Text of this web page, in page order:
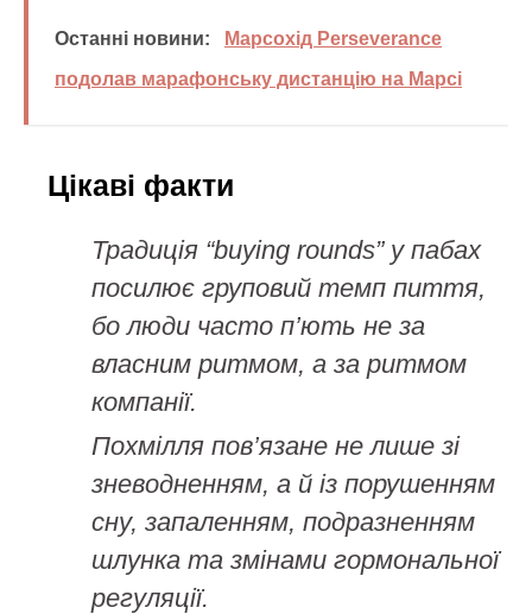
Останні новини:
Марсохід Perseverance
подолав марафонську дистанцію на Марсі
Цікаві факти
Традиція “buying rounds” у пабах
посилює груповий темп пиття,
бо люди часто п’ють не за
власним ритмом, а за ритмом
компанії.
Похмілля пов’язане не лише зі
зневодненням, а й із порушенням
сну, запаленням, подразненням
шлунка та змінами гормональної
регуляції.